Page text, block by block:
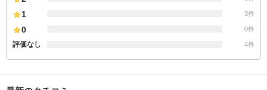
1 3件
0 0件
評価なし 4件